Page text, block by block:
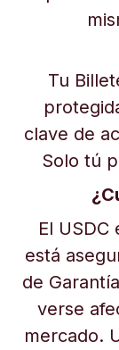
Tu
clave de
Solo tú
El USDC
está
de
verse
mercado.